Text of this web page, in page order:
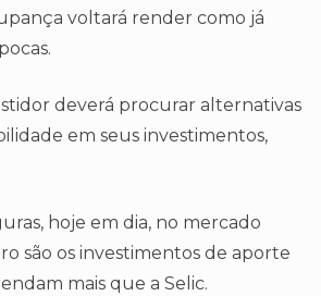
voltará render como já
deverá procurar alternativas
em seus investimentos,
hoje em dia, no mercado
são os investimentos de aporte
mais que a Selic.